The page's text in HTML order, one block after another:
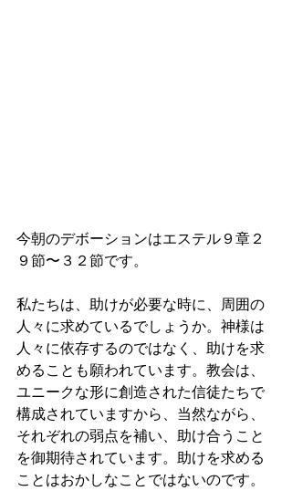
今朝のデボーションはエステル９章２
９節〜３２節です。
私たちは、助けが必要な時に、周囲の
人々に求めているでしょうか。神様は
人々に依存するのではなく、助けを求
めることも願われています。教会は、
ユニークな形に創造された信徒たちで
構成されていますから、当然ながら、
それぞれの弱点を補い、助け合うこと
を御期待されています。助けを求める
ことはおかしなことではないのです。